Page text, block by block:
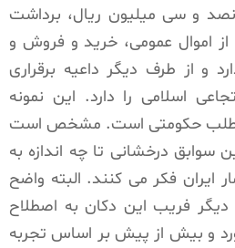
و سی میلیون ریال، برداشت
اموال عمومی، خرید و فروش و
و از طرف دیگر داعیه برقراری
اسلامی را دارد. این نمونه
طلب حکومتی است. مشخص است
درخشانی تا چه اندازه به
ایران فکر می کنند. البته واضح
فریب این دکان به اصطلاح
و بیش از پیش بر اساس تجربه